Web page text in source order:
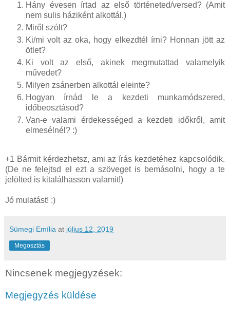
Hány évesen írtad az első történeted/versed? (Amit
nem sulis háziként alkottál.)
Miről szólt?
Ki/mi volt az oka, hogy elkezdtél írni? Honnan jött az
ötlet?
Ki volt az első, akinek megmutattad valamelyik
művedet?
Milyen zsánerben alkottál eleinte?
Hogyan írnád le a kezdeti munkamódszered,
időbeosztásod?
Van-e valami érdekességed a kezdeti időkről, amit
elmesélnél? :)
+1 Bármit kérdezhetsz, ami az írás kezdetéhez kapcsolódik.
(De ne felejtsd el ezt a szöveget is bemásolni, hogy a te
jelölted is kitalálhasson valamit!)
Jó mulatást! :)
Sümegi Emília at július 12, 2019
Megosztás
Nincsenek megjegyzések:
Megjegyzés küldése